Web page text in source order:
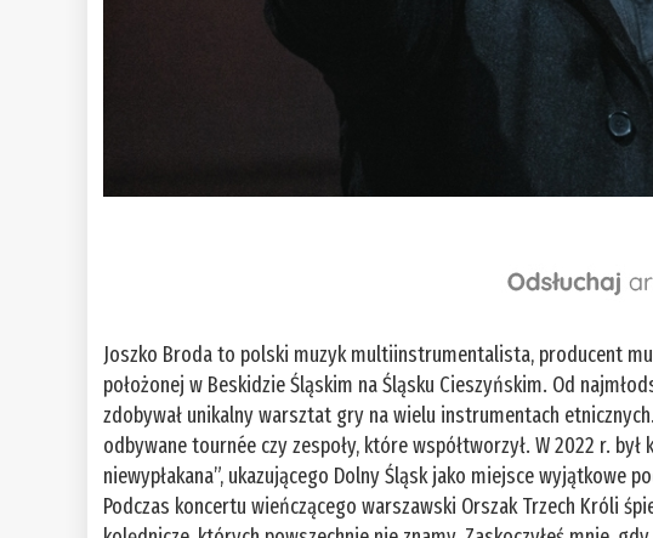
Joszko Broda to polski muzyk multiinstrumentalista, producent
położonej w Beskidzie Śląskim na Śląsku Cieszyńskim. Od
zdobywał unikalny warsztat gry na wielu instrumentach
odbywane tournée czy zespoły, które współtworzył. W 2022 r.
niewypłakana”, ukazującego Dolny Śląsk jako miejsce
Podczas koncertu wieńczącego warszawski Orszak Trzech Króli